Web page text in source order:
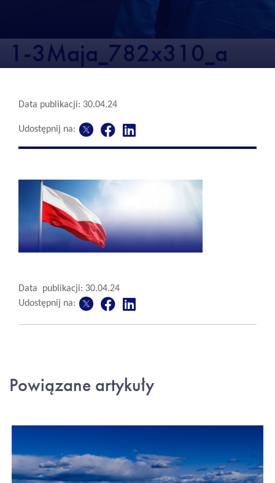
1-3Maja_782x310_a
Data publikacji: 30.04.24
Udostępnij na:
Data publikacji: 30.04.24
Udostępnij na:
Powiązane artykuły